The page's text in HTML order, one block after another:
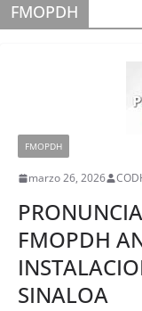
FMOPDH
FMOPDH
marzo 26, 2026
FMOPDH
SINALOA